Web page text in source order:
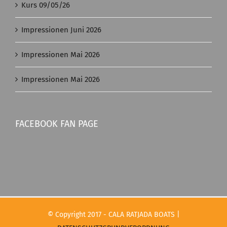
Kurs 09/05/26
Impressionen Juni 2026
Impressionen Mai 2026
Impressionen Mai 2026
FACEBOOK FAN PAGE
© Copyright 2017 - CALA RATJADA BOATS |